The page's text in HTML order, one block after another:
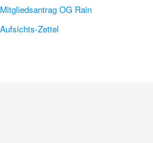
Mitgliedsantrag OG Rain
Aufsichts-Zettel